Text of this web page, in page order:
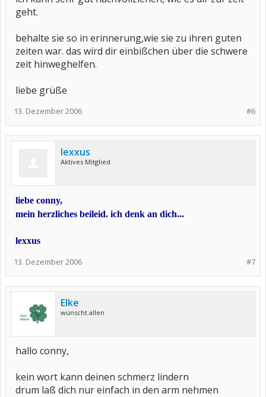
geht.
behalte sie so in erinnerung,wie sie zu ihren guten
zeiten war. das wird dir einbißchen über die schwere
zeit hinweghelfen.
liebe grüße
#6
13. Dezember 2006
lexxus
Aktives Mitglied
liebe conny,
mein herzliches beileid. ich denk an dich...
lexxus
#7
13. Dezember 2006
Elke
wünscht allen
hallo conny,
kein wort kann deinen schmerz lindern
drum laß dich nur einfach in den arm nehmen